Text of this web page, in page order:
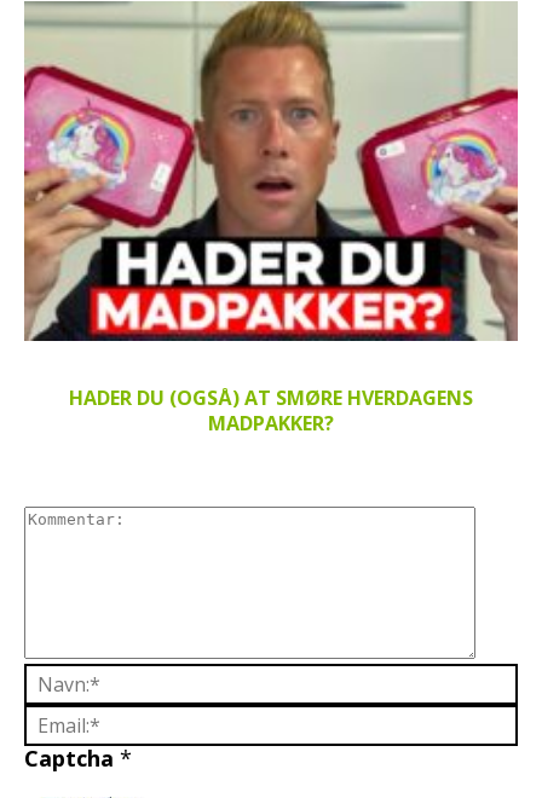
HADER DU (OGSÅ) AT SMØRE HVERDAGENS
MADPAKKER?
Captcha *